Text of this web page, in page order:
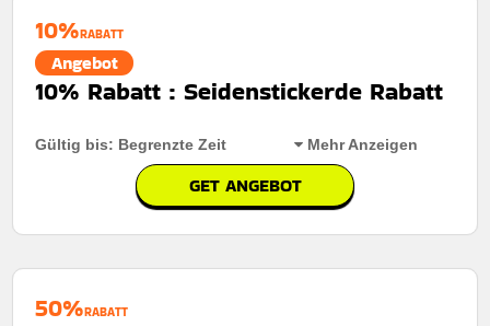
10%RABATT
Angebot
10% Rabatt : Seidenstickerde Rabatt
Gültig bis: Begrenzte Zeit Mehr Anzeigen
GET ANGEBOT
Mindestkaufbetrag:
50%RABATT